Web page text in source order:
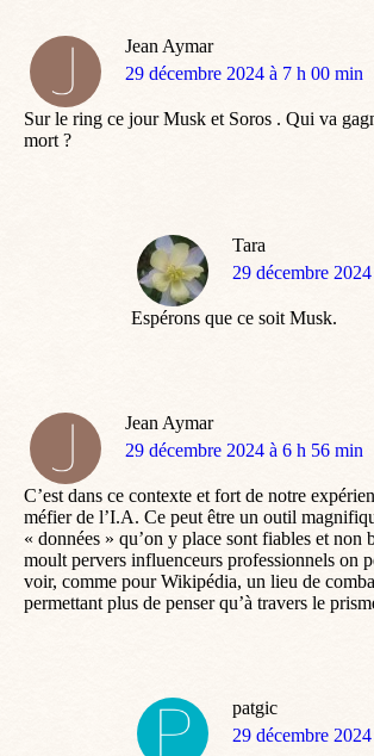
Jean Aymar
dit
29 décembre 2024 à 7 h 00 min
Sur le ring ce jour Musk et Soros . Qui va
mort ?
Tara
dit
29 décembre
Espérons que ce soit Musk.
Jean Aymar
dit
29 décembre 2024 à 6 h 56 min
C’est dans ce contexte et fort de notre
méfier de l’I.A. Ce peut être un outil
« données » qu’on y place sont fiables et non
moult pervers influenceurs professionnels on
voir, comme pour Wikipédia, un lieu de
permettant plus de penser qu’à travers le
patgic
dit
29 décembre